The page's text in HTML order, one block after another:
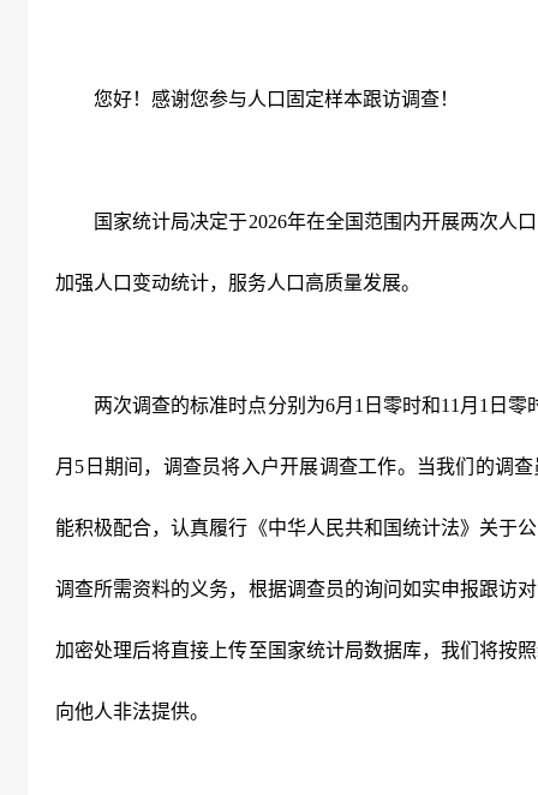
您好！感谢您参与人口固定样本跟访调查！
国家统计局决定于2026年在全国范围内开展两次人
加强人口变动统计，服务人口高质量发展。
两次调查的标准时点分别为6月 1 日零时和11 月 1 日零
月 5 日期间，调查员将入户开展调查工作。当我们的调
能积极配合，认真履行《中华人民共和国统计法》关于
调查所需资料的义务，根据调查员的询问如实申报跟访
加密处理后将直接上传至国家统计局数据库，我们将按
向他人非法提供。